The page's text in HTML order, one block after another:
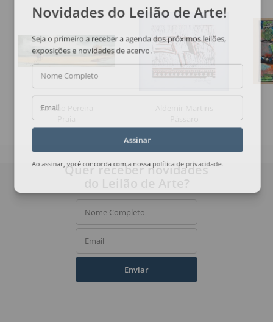
Sansão Pereira
Praia
Pássaro
Novidades do Leilão de Arte!
Seja o primeiro a receber a agenda dos próximos leilões,
exposições e novidades de acervo.
Nome Completo
Email
Assinar
Ao assinar, você concorda com a nossapolítica de privacidade
Quer receber novidades
Nome Completo
Email
Enviar